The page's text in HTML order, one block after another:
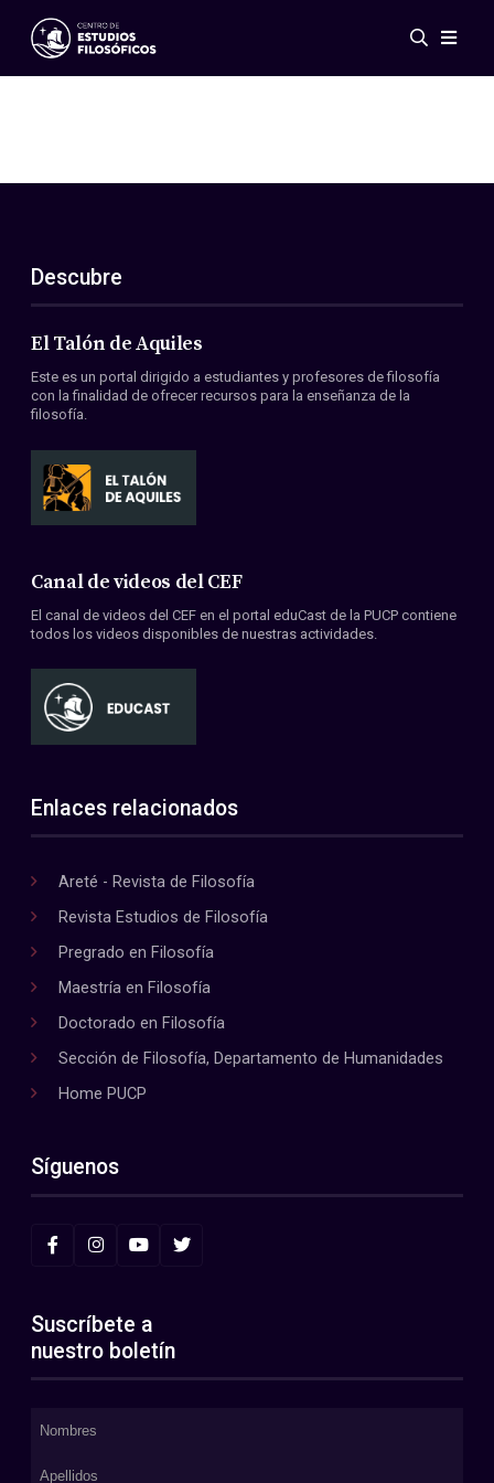
Eventos
ES
EN
Acerca de nosotros
Miembros
Convenios
Descubre
El Talón de Aquiles
Este es un portal dirigido a estudiantes y profesores de filosofía
con la finalidad de ofrecer recursos para la enseñanza de la
filosofía.
Canal de videos del CEF
El canal de videos del CEF en el portal eduCast de la PUCP contiene
todos los videos disponibles de nuestras actividades.
Enlaces relacionados
Areté - Revista de Filosofía
Revista Estudios de Filosofía
Pregrado en Filosofía
Maestría en Filosofía
Doctorado en Filosofía
Sección de Filosofía, Departamento de Humanidades
Home PUCP
Síguenos
Suscríbete a
nuestro boletín